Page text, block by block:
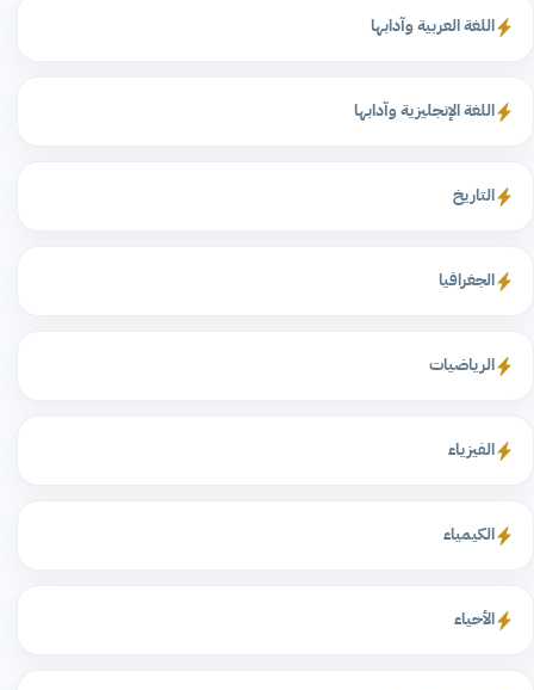
اللغة العربية وآدابها
اللغة الإنجليزية وآدابها
التاريخ
الجغرافيا
الرياضيات
الفيزياء
الكيمياء
الأحياء